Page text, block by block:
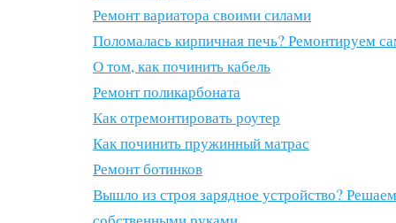
Ремонт вариатора своими силами
Поломалась кирпичная печь? Ремонтируем
О том, как починить кабель
Ремонт поликарбоната
Как отремонтировать роутер
Как починить пружинный матрас
Ремонт ботинков
Вышло из строя зарядное устройство?